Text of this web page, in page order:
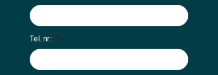
Tel. nr.: *